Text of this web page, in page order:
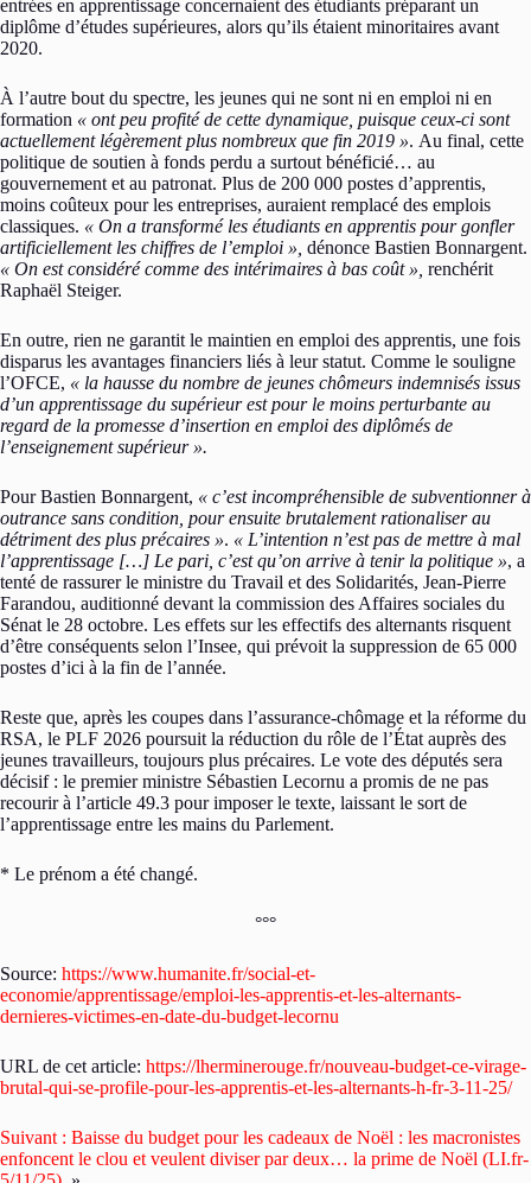
entrées en apprentissage concernaient des étudiants préparant un
diplôme d’études supérieures, alors qu’ils étaient minoritaires avant
2020.
À l’autre bout du spectre, les jeunes qui ne sont ni en emploi ni en
formation « ont peu profité de cette dynamique, puisque ceux-ci sont
actuellement légèrement plus nombreux que fin 2019 ». Au final, cette
politique de soutien à fonds perdu a surtout bénéficié… au
gouvernement et au patronat. Plus de 200 000 postes d’apprentis,
moins coûteux pour les entreprises, auraient remplacé des emplois
classiques. « On a transformé les étudiants en apprentis pour gonfler
artificiellement les chiffres de l’emploi », dénonce Bastien Bonnargent.
« On est considéré comme des intérimaires à bas coût », renchérit
Raphaël Steiger.
En outre, rien ne garantit le maintien en emploi des apprentis, une fois
disparus les avantages financiers liés à leur statut. Comme le souligne
l’OFCE, « la hausse du nombre de jeunes chômeurs indemnisés issus
d’un apprentissage du supérieur est pour le moins perturbante au
regard de la promesse d’insertion en emploi des diplômés de
l’enseignement supérieur ».
Pour Bastien Bonnargent, « c’est incompréhensible de subventionner à
outrance sans condition, pour ensuite brutalement rationaliser au
détriment des plus précaires ». « L’intention n’est pas de mettre à mal
l’apprentissage […] Le pari, c’est qu’on arrive à tenir la politique », a
tenté de rassurer le ministre du Travail et des Solidarités, Jean-Pierre
Farandou, auditionné devant la commission des Affaires sociales du
Sénat le 28 octobre. Les effets sur les effectifs des alternants risquent
d’être conséquents selon l’Insee, qui prévoit la suppression de 65 000
postes d’ici à la fin de l’année.
Reste que, après les coupes dans l’assurance-chômage et la réforme du
RSA, le PLF 2026 poursuit la réduction du rôle de l’État auprès des
jeunes travailleurs, toujours plus précaires. Le vote des députés sera
décisif : le premier ministre Sébastien Lecornu a promis de ne pas
recourir à l’article 49.3 pour imposer le texte, laissant le sort de
l’apprentissage entre les mains du Parlement.
* Le prénom a été changé.
°°°
Source: https://www.humanite.fr/social-et-
economie/apprentissage/emploi-les-apprentis-et-les-alternants-
dernieres-victimes-en-date-du-budget-lecornu
URL de cet article: https://lherminerouge.fr/nouveau-budget-ce-virage-
brutal-qui-se-profile-pour-les-apprentis-et-les-alternants-h-fr-3-11-25/
Suivant : Baisse du budget pour les cadeaux de Noël : les macronistes
enfoncent le clou et veulent diviser par deux… la prime de Noël (LI.fr-